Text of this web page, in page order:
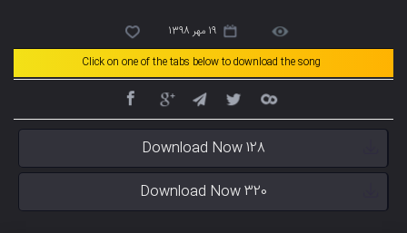
19 مهر 1398
Click on one of the tabs below to download the song
Download Now 128
Download Now 320